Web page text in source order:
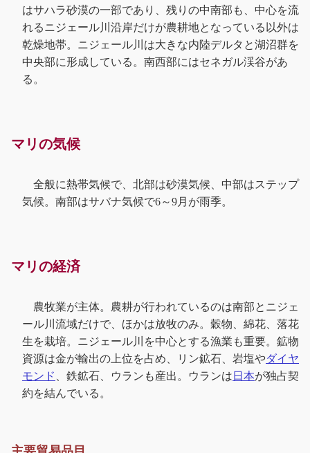
はサハラ砂漠の一部であり、残りの中南部も、中心を流
れるニジェール川沿岸だけが農耕地となっている以外は
乾燥地帯。ニジェール川は大きな内陸デルタと湖沼群を
中央部に形成している。南西部にはセネガル渓谷があ
る。
マリの気候
全般に熱帯気候で、北部は砂漠気候、中部はステップ
気候。南部はサバナ気候で6～9月が雨季。
マリの経済
農牧業が主体。農耕が行われているのは南部とニジェ
ール川流域だけで、ほかは放牧のみ。穀物、綿花、落花
生を栽培。ニジェール川を中心とする漁業も重要。鉱物
資源は金が輸出の上位を占め、リン鉱石、岩塩やダイヤ
モンド
、鉄鉱石、ウランも産出。ウランは 日本が独占契
約を結んでいる。